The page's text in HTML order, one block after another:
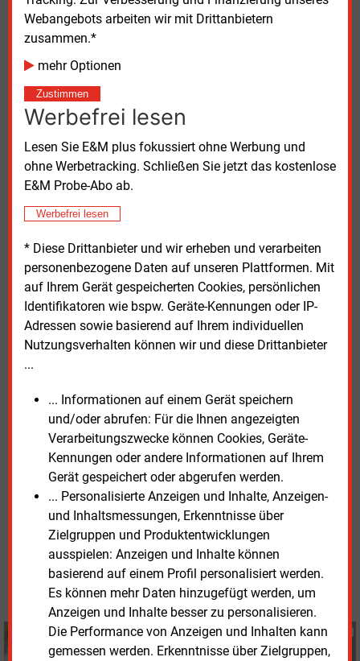
Webangebots arbeiten wir mit Drittanbietern
zusammen.*
mehr Optionen
Zustimmen
Werbefrei lesen
Lesen Sie E&M plus fokussiert ohne Werbung und
ohne Werbetracking. Schließen Sie jetzt das kostenlose
E&M Probe-Abo ab.
Werbefrei lesen
* Diese Drittanbieter und wir erheben und verarbeiten
personenbezogene Daten auf unseren Plattformen. Mit
auf Ihrem Gerät gespeicherten Cookies, persönlichen
Identifikatoren wie bspw. Geräte-Kennungen oder IP-
Adressen sowie basierend auf Ihrem individuellen
Nutzungsverhalten können wir und diese Drittanbieter
...
... Informationen auf einem Gerät speichern
und/oder abrufen: Für die Ihnen angezeigten
Verarbeitungszwecke können Cookies, Geräte-
Kennungen oder andere Informationen auf Ihrem
Gerät gespeichert oder abgerufen werden.
... Personalisierte Anzeigen und Inhalte, Anzeigen-
und Inhaltsmessungen, Erkenntnisse über
Zielgruppen und Produktentwicklungen
ausspielen: Anzeigen und Inhalte können
basierend auf einem Profil personalisiert werden.
Es können mehr Daten hinzugefügt werden, um
Anzeigen und Inhalte besser zu personalisieren.
Die Performance von Anzeigen und Inhalten kann
gemessen werden. Erkenntnisse über Zielgruppen,
der Wertschöpfungsketten ausbreiten, sofern der
Konflikt nicht schnell beendet werde. Auch andere
Deutsche Bank AG erwartet inzwischen eine
durchschnittliche Inflationsrate von 2,7
das laufende Jahr. Die Deutsche Bundesbank geht
kurzfristig sogar von einem Anstieg in Richtung drei
Prozent aus.
In der politischen Debatte um Versorgungssicherheit
und Preisentwicklung bleibt die Rolle fossiler
Kraftwerke umstritten. Die energiepolitische
Sprecherin der SPD-Bundestagsfraktion, Nina Scheer,
bekräftigte, dass eine verlängerte Nutzung von
Kohlekraftwerken über das Jahr 2038 hinaus nicht
vorgesehen sei.
Laut Scheer gebe es derzeit keinen Anlass für eine
erneuerbare Energien die zentrale Rolle im künftigen
Energiesystem einnehmen, sagte Scheer.
Voraussetzung sei jedoch, dass der Ausbau von
Netzen, Speichern und Flexibilitäten konsequent
vorangetrieben werde.
Montag, 30.03.2026, 16:02 Uhr
Susanne Harmsen
Susanne Harmsen
+49 (0) 151 28207503